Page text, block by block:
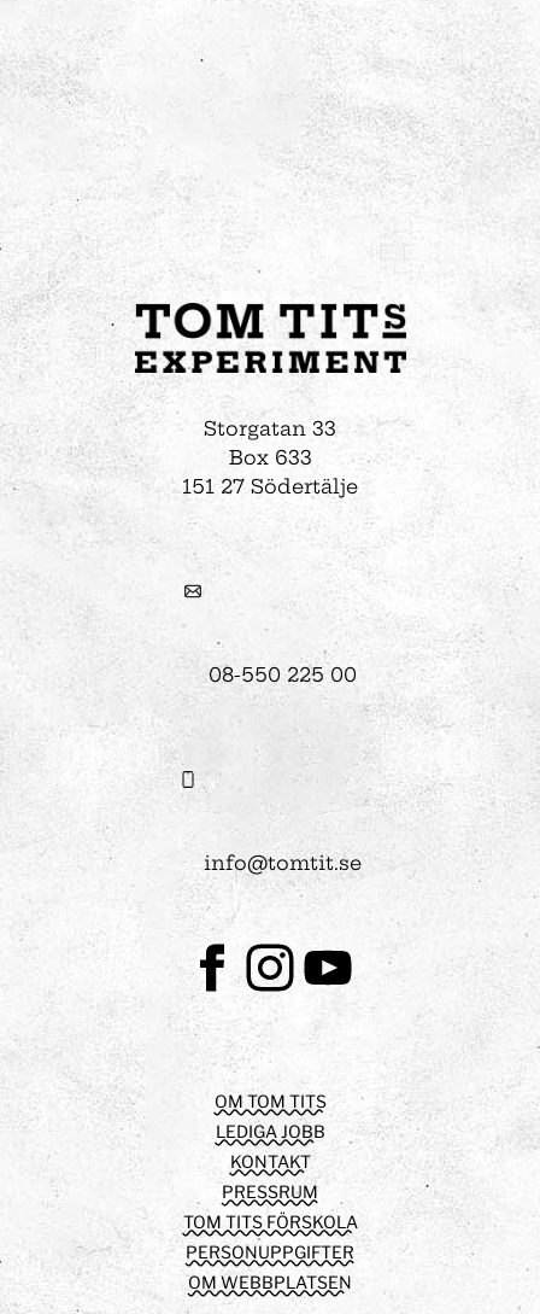
Storgatan 33
Box 633
151 27 Södertälje
08-550 225 00
info@tomtit.se
FacebookInstagramYoutube
OM TOM TITS
LEDIGA JOBB
KONTAKT
PRESSRUM
TOM TITS FÖRSKOLA
PERSONUPPGIFTER
OM WEBBPLATSEN